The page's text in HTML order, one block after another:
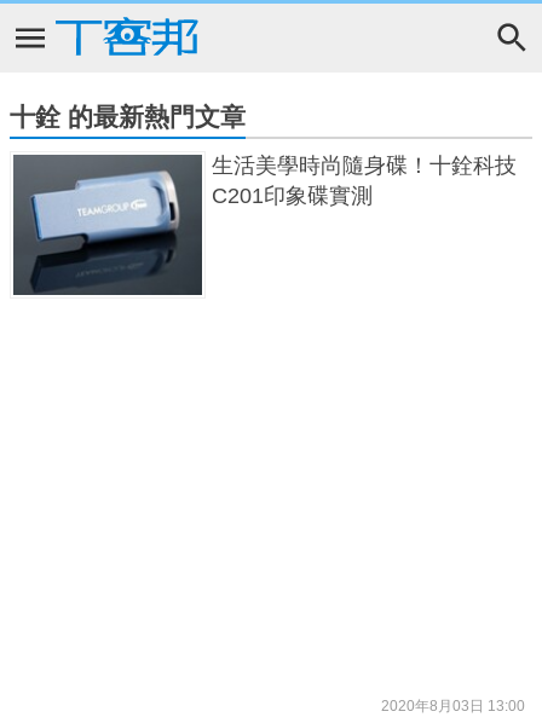
十銓 的最新熱門文章
生活美學時尚隨身碟！十銓科技
C201印象碟實測
2020年8月03日 13:00